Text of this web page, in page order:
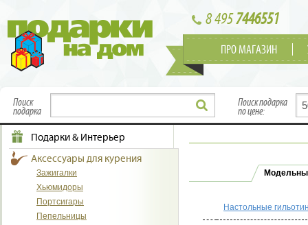
8 4957446551
ПРО МАГАЗИН
Поиск
подарка
Поиск подарка
по цене:
Подарки & Интерьер
Аксессуары для курения
Зажигалки
Хьюмидоры
Портсигары
Пепельницы
Настольные